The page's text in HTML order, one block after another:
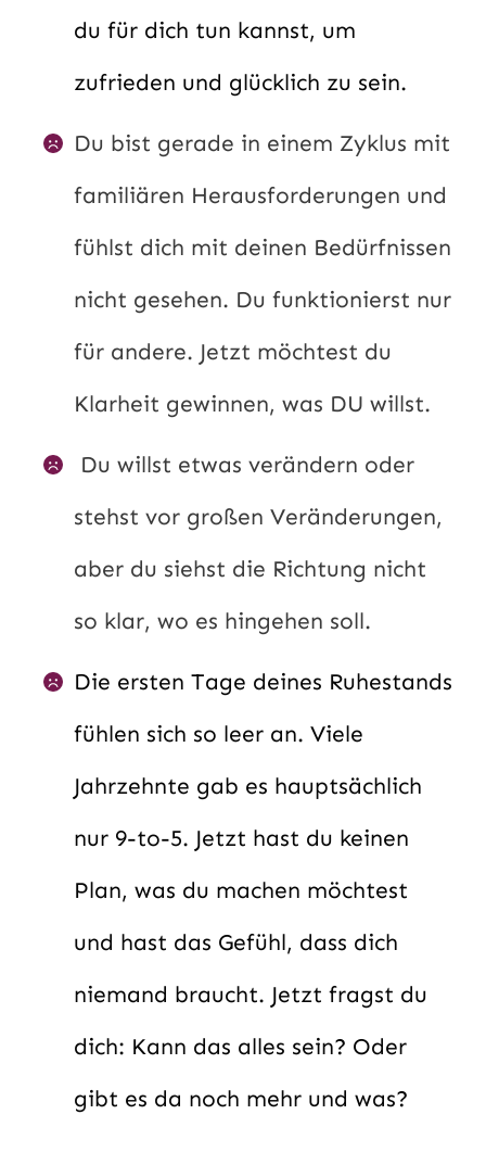
du für dich tun kannst, um
zufrieden und glücklich zu sein.
Du bist gerade in einem Zyklus mit
familiären Herausforderungen und
fühlst dich mit deinen Bedürfnissen
nicht gesehen. Du funktionierst nur
für andere. Jetzt möchtest du
Klarheit gewinnen, was DU willst.
Du willst etwas verändern oder
stehst vor großen Veränderungen,
aber du siehst die Richtung nicht
so klar, wo es hingehen soll.
Die ersten Tage deines Ruhestands
fühlen sich so leer an. Viele
Jahrzehnte gab es hauptsächlich
nur 9-to-5. Jetzt hast du keinen
Plan, was du machen möchtest
und hast das Gefühl, dass dich
niemand braucht. Jetzt fragst du
dich: Kann das alles sein? Oder
gibt es da noch mehr und was?